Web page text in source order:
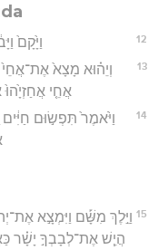
12 וַיָּ֙קָם֙
13
וְיֵה֗וּא מָצָא֙
אֲחֵ֤י אֲחַזְיָ֙הוּ֙
14
וַיֹּ֙אמֶר֙ תִּפְשׂ֣וּם חַיִּ֔ים
15 וַיֵּ֣לֶךְ מִשָּׁ֡ם וַיִּמְצָ֣א
הֲיֵ֧שׁ אֶת־לְבָבְךָ֣ יָשָׁ֗ר